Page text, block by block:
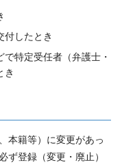
付したとき
特定受任者（弁護士・
き
本籍等）に変更があっ
ず登録（変更・廃止）